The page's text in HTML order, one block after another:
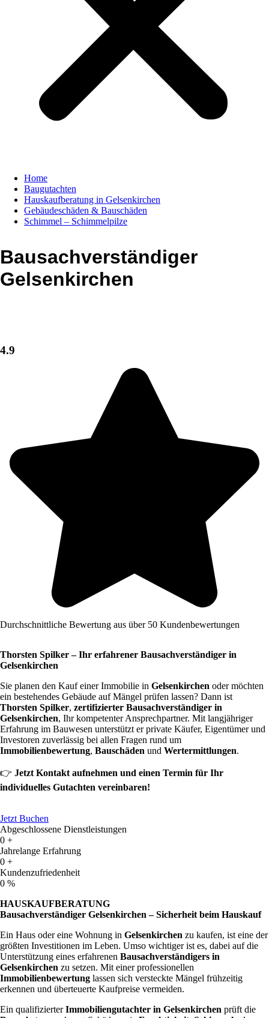
Home
Baugutachten
Hauskaufberatung in Gelsenkirchen
Gebäudeschäden & Bauschäden
Schimmel – Schimmelpilze
Bausachverständiger
Gelsenkirchen
4.9
Durchschnittliche Bewertung aus über 50 Kundenbewertungen
Thorsten Spilker – Ihr erfahrener Bausachverständiger in
Gelsenkirchen
Sie planen den Kauf einer Immobilie in Gelsenkirchen oder möchten
ein bestehendes Gebäude auf Mängel prüfen lassen? Dann ist
Thorsten Spilker, zertifizierter Bausachverständiger in
Gelsenkirchen, Ihr kompetenter Ansprechpartner. Mit langjähriger
Erfahrung im Bauwesen unterstützt er private Käufer, Eigentümer und
Investoren zuverlässig bei allen Fragen rund um
Immobilienbewertung, Bauschäden und Wertermittlungen.
👉 Jetzt Kontakt aufnehmen und einen Termin für Ihr
individuelles Gutachten vereinbaren!
Jetzt Buchen
Abgeschlossene Dienstleistungen
0 +
Jahrelange Erfahrung
0 +
Kundenzufriedenheit
0 %
HAUSKAUFBERATUNG
Bausachverständiger Gelsenkirchen – Sicherheit beim Hauskauf
Ein Haus oder eine Wohnung in Gelsenkirchen zu kaufen, ist eine der
größten Investitionen im Leben. Umso wichtiger ist es, dabei auf die
Unterstützung eines erfahrenen Bausachverständigers in
Gelsenkirchen zu setzen. Mit einer professionellen
Immobilienbewertung lassen sich versteckte Mängel frühzeitig
erkennen und überteuerte Kaufpreise vermeiden.
Ein qualifizierterImmobiliengutachter in Gelsenkirchen prüft die